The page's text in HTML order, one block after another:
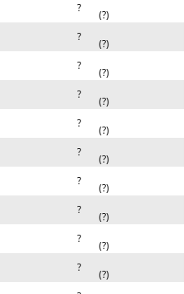
?
(?)
?
(?)
?
(?)
?
(?)
?
(?)
?
(?)
?
(?)
?
(?)
?
(?)
?
(?)